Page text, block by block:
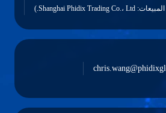
المبيعات: Shanghai Phidix Trading Co.، Ltd.)